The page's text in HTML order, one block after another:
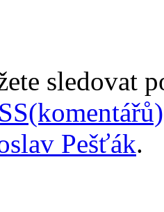
sledovat
Pešťák.